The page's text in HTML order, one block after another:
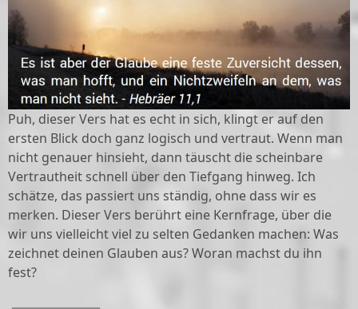
Puh, dieser Vers hat es echt in sich, klingt er auf den
ersten Blick doch ganz logisch und vertraut. Wenn man
nicht genauer hinsieht, dann täuscht die scheinbare
Vertrautheit schnell über den Tiefgang hinweg. Ich
schätze, das passiert uns ständig, ohne dass wir es
merken. Dieser Vers berührt eine Kernfrage, über die
wir uns vielleicht viel zu selten Gedanken machen: Was
zeichnet deinen Glauben aus? Woran machst du ihn
fest?